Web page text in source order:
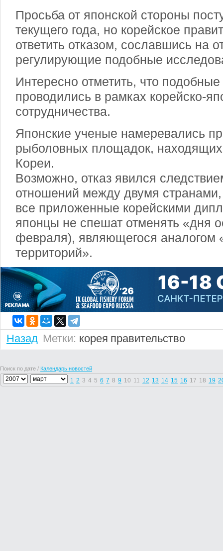
Просьба от японской стороны
текущего года, но корейское
ответить отказом, сославшись на
регулирующие подобные
Интересно отметить, что
проводились в рамках корейско-
сотрудничества.
Японские ученые намеревались
рыболовных площадок,
Кореи.
Возможно, отказ явился
отношений между двумя
все приложенные корейскими
японцы не спешат отменять «дня
февраля), являющегося аналогом
территорий».
Назад Метки: корея правительство
Поиск по дате / Календарь новостей
1 2 3 4 5 6 7 8 9 10 11 12 13 14 15 16 17 18 19